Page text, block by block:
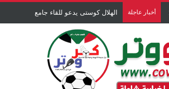
أخبار عاجلة الهلال كوستى يدعو للقاء جامع